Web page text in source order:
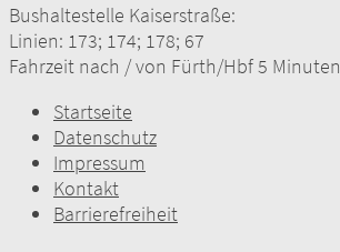
Bushaltestelle Kaiserstraße:
Linien: 173; 174; 178; 67
Fahrzeit nach / von Fürth/Hbf 5 Minuten
Startseite
Datenschutz
Impressum
Kontakt
Barrierefreiheit